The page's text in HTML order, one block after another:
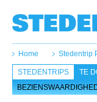
Home Stedentrip
STEDENTRIPS
TE